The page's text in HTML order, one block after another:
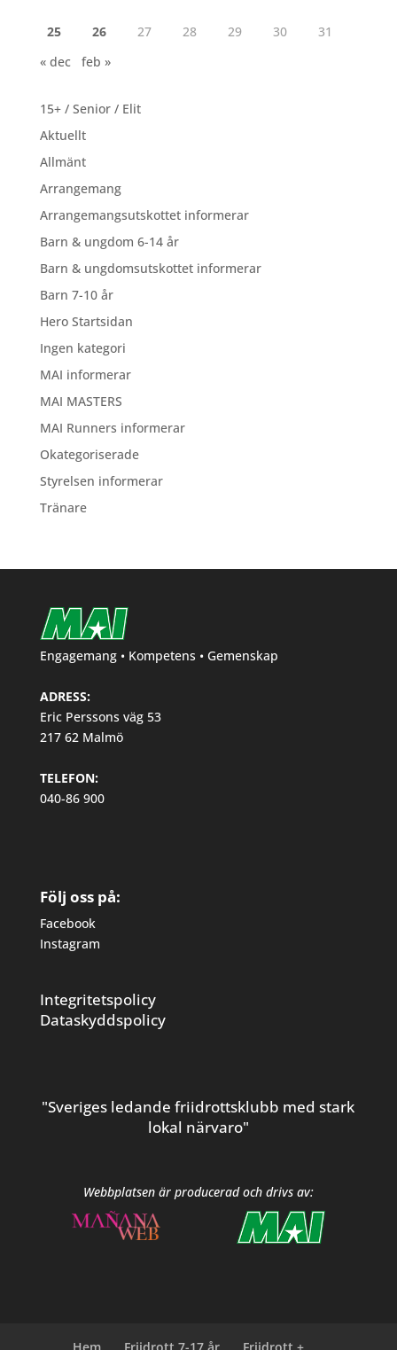
25 26 27 28 29 30
31
« dec
feb »
15+ / Senior / Elit
Aktuellt
Allmänt
Arrangemang
Arrangemangsutskottet informerar
Barn & ungdom 6-14 år
Barn & ungdomsutskottet informerar
Barn 7-10 år
Hero Startsidan
Ingen kategori
MAI informerar
MAI MASTERS
MAI Runners informerar
Okategoriserade
Styrelsen informerar
Tränare
Engagemang • Kompetens • Gemenskap
ADRESS:
Eric Perssons väg 53
217 62 Malmö
TELEFON:
040-86 900
Följ oss på:
Facebook
Instagram
Integritetspolicy
Dataskyddspolicy
"Sveriges ledande friidrottsklubb med stark
lokal närvaro"
Webbplatsen är producerad och drivs av: